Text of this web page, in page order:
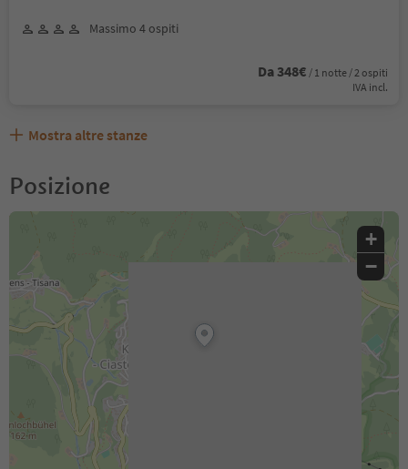
Massimo 4 ospiti
Da 348€ / 1 notte / 2 ospiti
IVA incl.
Mostra altre stanze
Posizione
+
−